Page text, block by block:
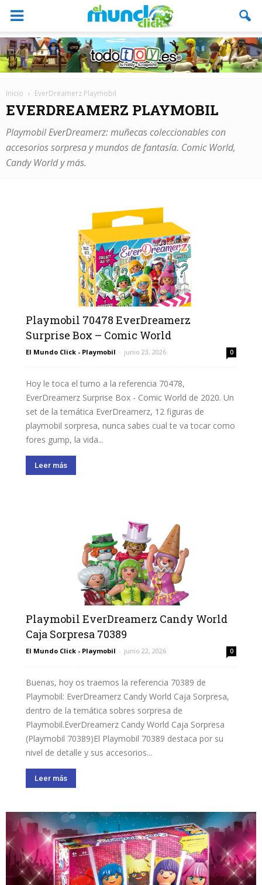
Inicio EverDreamerz Playmobil
EVERDREAMERZ PLAYMOBIL
Playmobil EverDreamerz: muñecas coleccionables con
accesorios sorpresa y mundos de fantasía. Comic World,
Candy World y más.
Playmobil 70478 EverDreamerz
Surprise Box – Comic World
El Mundo Click - Playmobil - junio 23, 2026 0
Hoy le toca el turno a la referencia 70478,
EverDreamerz Surprise Box - Comic World de 2020. Un
set de la temática EverDreamerz, 12 figuras de
playmobil sorpresa, nunca sabes cual te va tocar como
fores gump, la vida...
Leer más
Playmobil EverDreamerz Candy World
Caja Sorpresa 70389
El Mundo Click - Playmobil - junio 22, 2026 0
Buenas, hoy os traemos la referencia 70389 de
Playmobil: EverDreamerz Candy World Caja Sorpresa,
dentro de la temática sobres sorpresa de
Playmobil.EverDreamerz Candy World Caja Sorpresa
(Playmobil 70389)El Playmobil 70389 destaca por su
nivel de detalle y sus accesorios...
Leer más